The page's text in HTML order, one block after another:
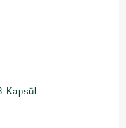
Kapsül